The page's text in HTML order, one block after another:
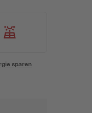
sparen